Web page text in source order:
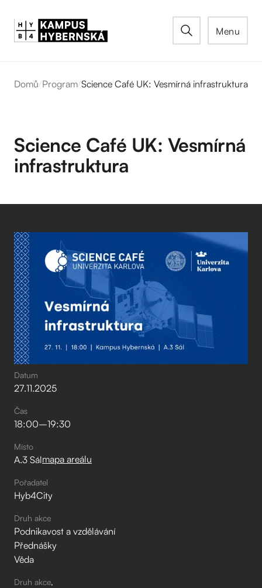
Menu
Domů/Program/Science Café UK: Vesmírná infrastruktura
Science Café UK: Vesmírná
infrastruktura
Datum
27.11.2025
Čas
18:00–⁠19:30
Místo
A.3 Sálmapa areálu
Pořadatel
Hyb4City
Druh akce
Podnikavost a vzdělávání
Přednášky
Věda
Druh akce